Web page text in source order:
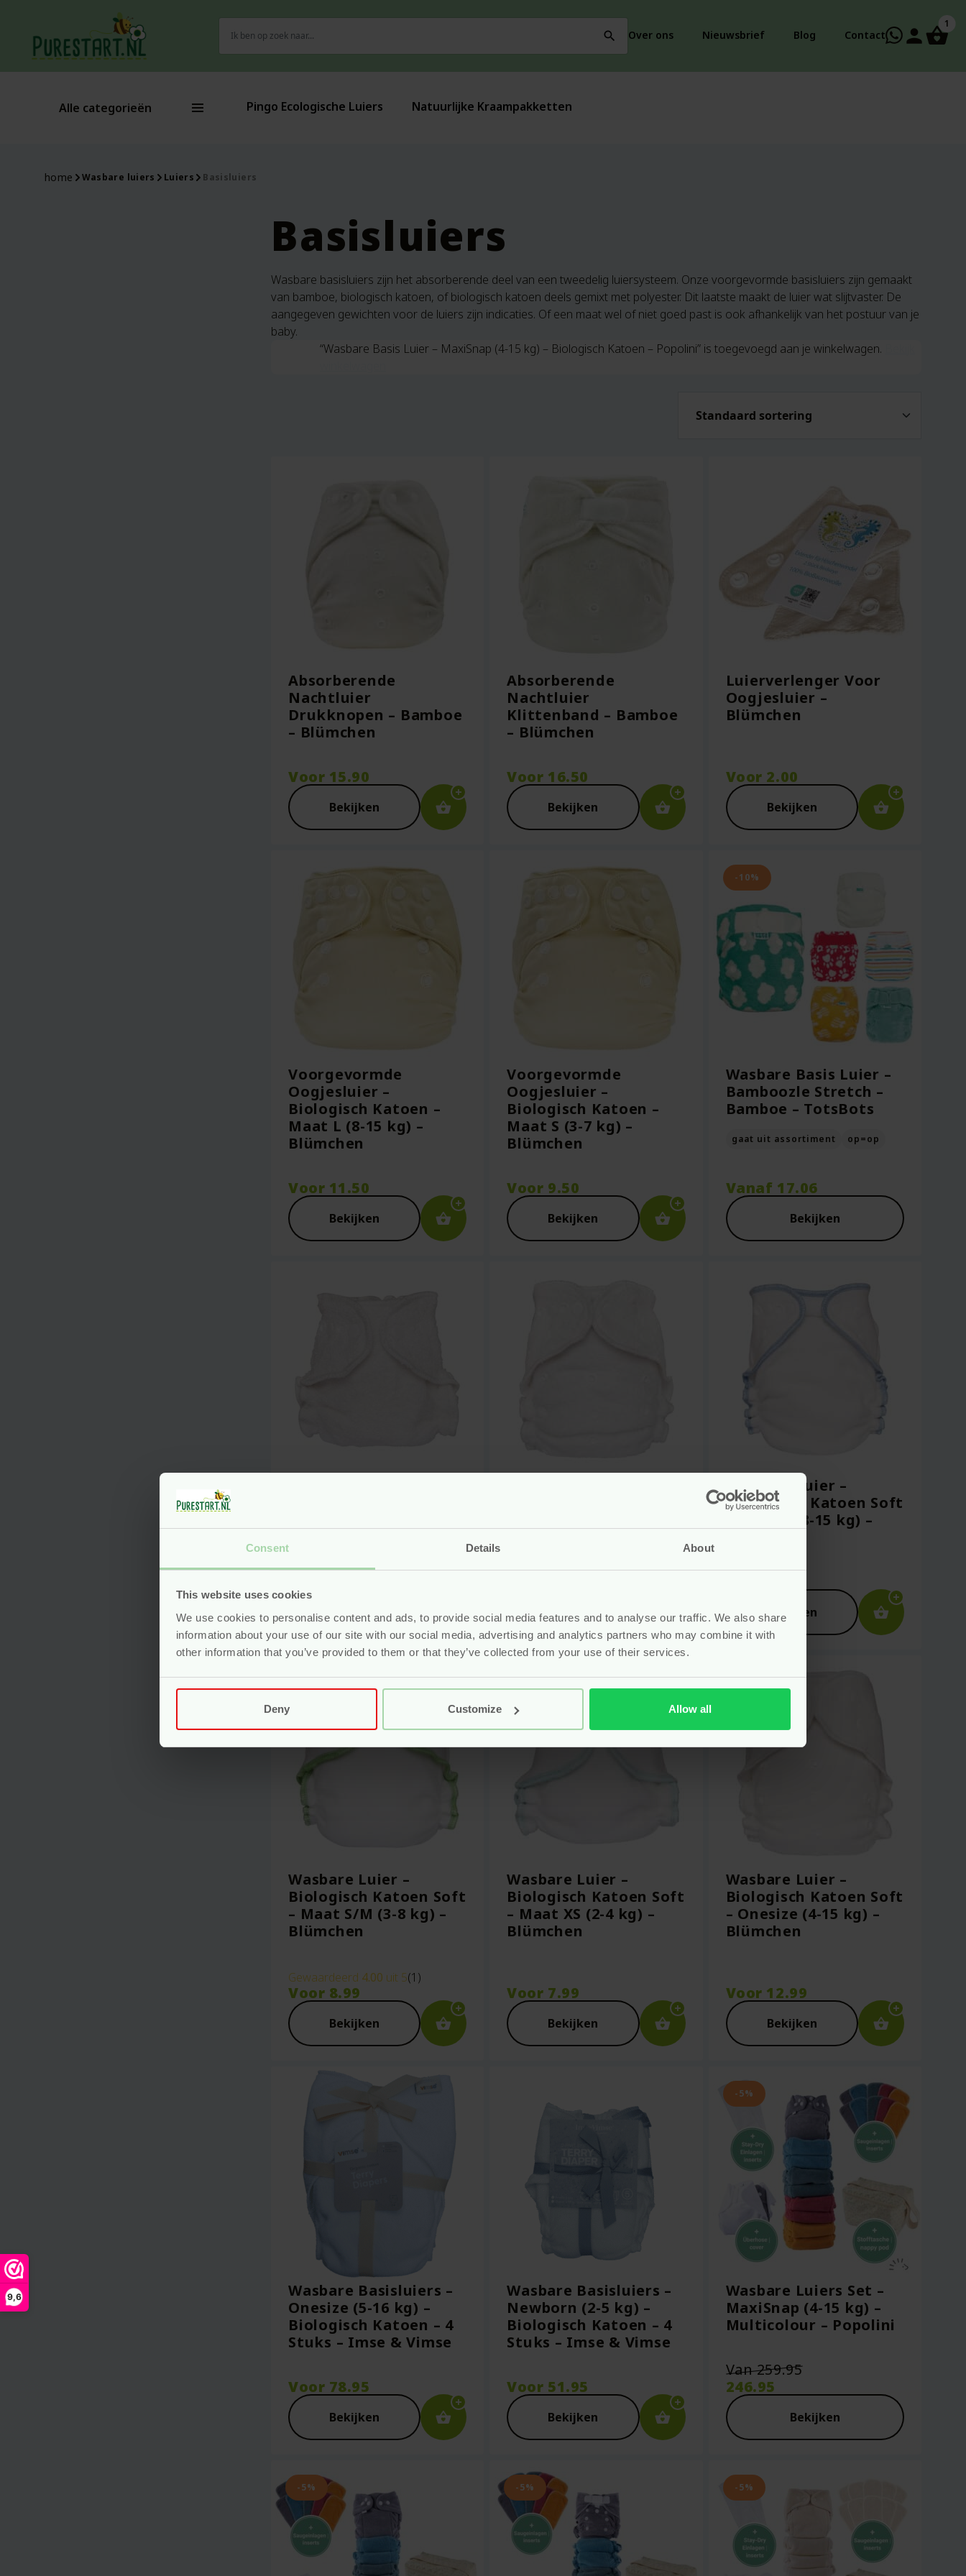
Consent Details About
This website uses cookies
We use cookies to personalise content and ads, to provide social media features and to analyse our traffic. We also share
information about your use of our site with our social media, advertising and analytics partners who may combine it with
other information that you’ve provided to them or that they’ve collected from your use of their services.
Deny Customize Allow all
9,6
naar:
search Over ons Nieuwsbrief Blog Contact person
1
Alle categorieën Pingo Ecologische Luiers Natuurlijke Kraampakketten
home Wasbare luiers Luiers Basisluiers
Basisluiers
Wasbare basisluiers zijn het absorberende deel van een tweedelig luiersysteem. Onze voorgevormde basisluiers zijn gemaakt
van bamboe, biologisch katoen, of biologisch katoen deels gemixt met polyester. Dit laatste maakt de luier wat slijtvaster. De
aangegeven gewichten voor de luiers zijn indicaties. Of een maat wel of niet goed past is ook afhankelijk van het postuur van je
baby.
“Wasbare Basis Luier – MaxiSnap (4-15 kg) – Biologisch Katoen – Popolini” is toegevoegd aan je winkelwagen.
Absorberende
Nachtluier
Drukknopen – Bamboe
– Blümchen
Voor 15.90
Bekijken
Absorberende
Nachtluier
Klittenband – Bamboe
– Blümchen
Voor 16.50
Bekijken
Luierverlenger Voor
Oogjesluier –
Blümchen
Voor 2.00
Bekijken
Voorgevormde
Oogjesluier –
Biologisch Katoen –
Maat L (8-15 kg) –
Blümchen
Voor 11.50
Bekijken
Voorgevormde
Oogjesluier –
Biologisch Katoen –
Maat S (3-7 kg) –
Blümchen
Voor 9.50
Bekijken
-10%
Wasbare Basis Luier –
Bamboozle Stretch –
Bamboe – TotsBots
gaat uit assortiment op=op
Vanaf 17.06
Bekijken
Bekijken Bekijken
Wasbare Luier –
Biologisch Katoen Soft
– Maat L (8-15 kg) –
Bekijken
Wasbare Luier –
Biologisch Katoen Soft
– Maat S/M (3-8 kg) –
Blümchen
Gewaardeerd 4.00 uit 5(1)
Voor 8.99
Bekijken
Wasbare Luier –
Biologisch Katoen Soft
– Maat XS (2-4 kg) –
Blümchen
Voor 7.99
Bekijken
Wasbare Luier –
Biologisch Katoen Soft
– Onesize (4-15 kg) –
Blümchen
Voor 12.99
Bekijken
Wasbare Basisluiers –
Onesize (5-16 kg) –
Biologisch Katoen – 4
Stuks – Imse & Vimse
Voor 78.95
Bekijken
Wasbare Basisluiers –
Newborn (2-5 kg) –
Biologisch Katoen – 4
Stuks – Imse & Vimse
Voor 51.95
Bekijken
-5%
Wasbare Luiers Set –
MaxiSnap (4-15 kg) –
Multicolour – Popolini
Van259.95Oorspronkelijke
was:
€259.95.
246.95
Huidige
prijs
is:
€246.95.
Bekijken
-5% -5% -5%